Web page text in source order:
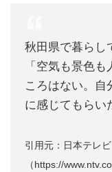
秋田県で暮らし
「空気も景色
ころはない。自
に感じてもらい
引用元：日本テレビ
（https://